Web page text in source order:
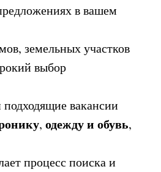
в вашем
земельных участков
выбор
вакансии
, одежду и обувь,
процесс поиска и